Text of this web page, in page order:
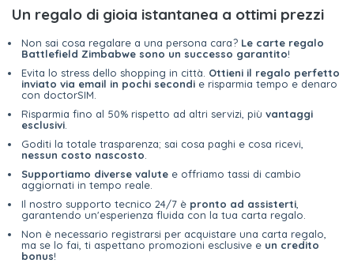
Un regalo di gioia istantanea a ottimi prezzi
Non sai cosa regalare a una persona cara? Le carte regalo
Battlefield Zimbabwe sono un successo garantito!
Evita lo stress dello shopping in città. Ottieni il regalo perfetto
inviato via email in pochi secondi e risparmia tempo e denaro
con doctorSIM.
Risparmia fino al 50% rispetto ad altri servizi, più vantaggi
esclusivi
Goditi la totale trasparenza; sai cosa paghi e cosa ricevi,
nessun costo nascosto
Supportiamo diverse valute e offriamo tassi di cambio
aggiornati in tempo reale.
Il nostro supporto tecnico 24/7 è pronto ad assisterti
garantendo un'esperienza fluida con la tua carta regalo.
Non è necessario registrarsi per acquistare una carta regalo,
ma se lo fai, ti aspettano promozioni esclusive e un credito
bonus!